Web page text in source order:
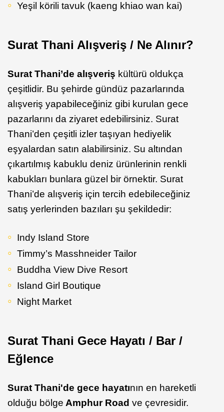
Yeşil körili tavuk (kaeng khiao wan kai)
Surat Thani Alışveriş / Ne Alınır?
Surat Thani’de alışveriş kültürü oldukça
çeşitlidir. Bu şehirde gündüz pazarlarında
alışveriş yapabileceğiniz gibi kurulan gece
pazarlarını da ziyaret edebilirsiniz. Surat
Thani’den çeşitli izler taşıyan hediyelik
eşyalardan satın alabilirsiniz. Su altından
çıkartılmış kabuklu deniz ürünlerinin renkli
kabukları bunlara güzel bir örnektir. Surat
Thani’de alışveriş için tercih edebileceğiniz
satış yerlerinden bazıları şu şekildedir:
Indy Island Store
Timmy’s Masshneider Tailor
Buddha View Dive Resort
Island Girl Boutique
Night Market
Surat Thani Gece Hayatı / Bar /
Eğlence
Surat Thani'de gece hayatının en hareketli
olduğu bölge Amphur Road ve çevresidir.